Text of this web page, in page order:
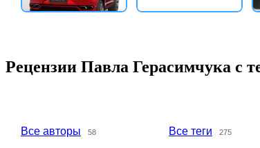
Рецензии Павла Герасимчука с
Все авторы 58 Все теги 275